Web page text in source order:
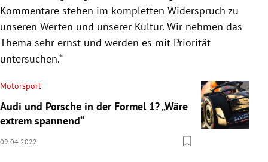
Kommentare stehen im kompletten Widerspruch zu
unseren Werten und unserer Kultur. Wir nehmen das
Thema sehr ernst und werden es mit Priorität
untersuchen.“
Motorsport
Audi und Porsche in der Formel 1? „Wäre
extrem spannend“
09.04.2022